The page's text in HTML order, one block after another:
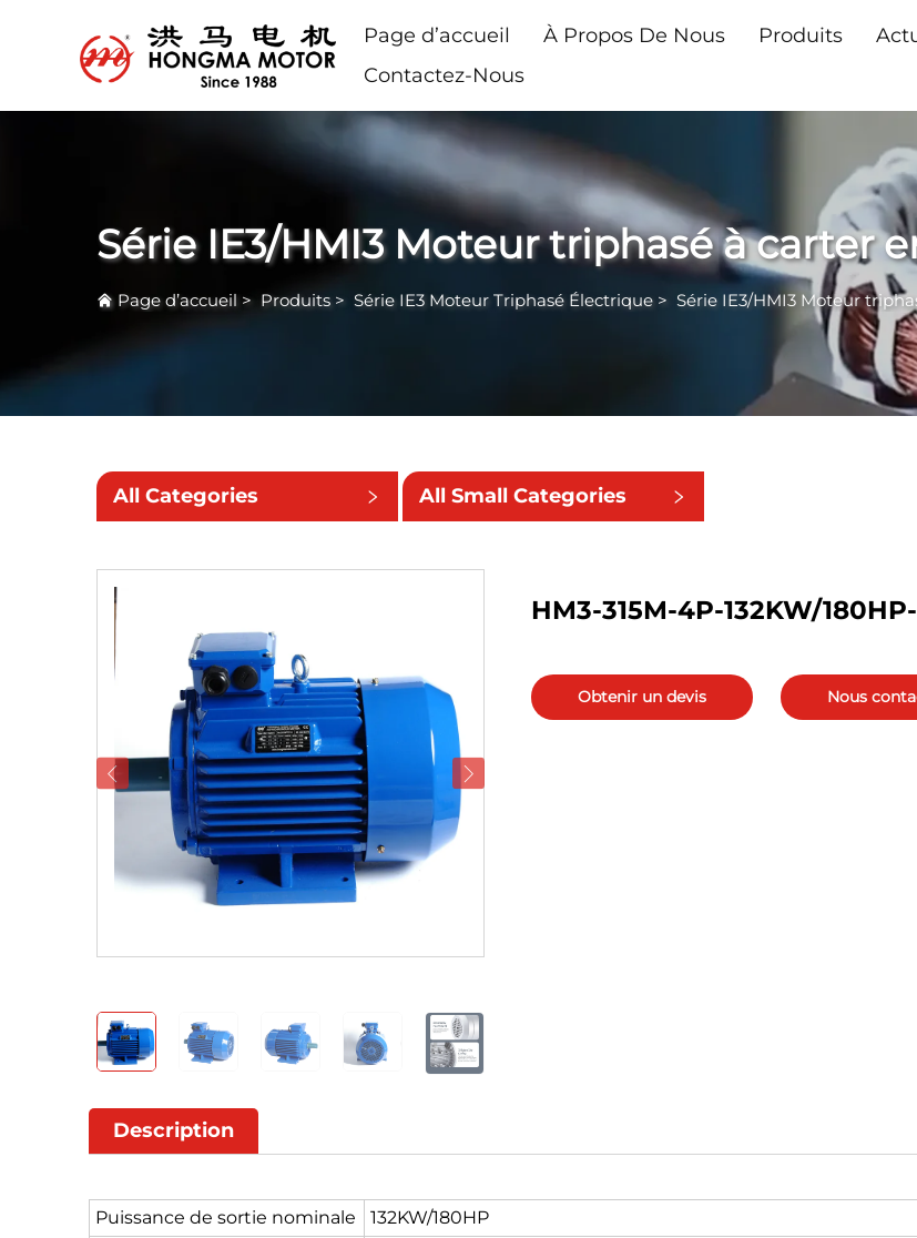
Page d’accueil À Propos De Nous Produits
Contactez-Nous
Série IE3/HMI3 Moteur triphasé à carter
Page d’accueil> Produits > Série IE3 Moteur Triphasé Électrique > Série IE3/HMI3 Moteur
All Categories All Small Categories
HM3-315M-4P-132KW/
Obtenir un devis Nous
Description
Puissance de sortie nominale
132KW/180HP